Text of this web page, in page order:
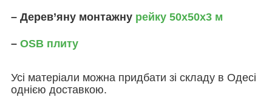
– Дерев’яну монтажну рейку 50х50х3 м
– OSB плиту
Усі матеріали можна придбати зі складу в Одесі
однією доставкою.